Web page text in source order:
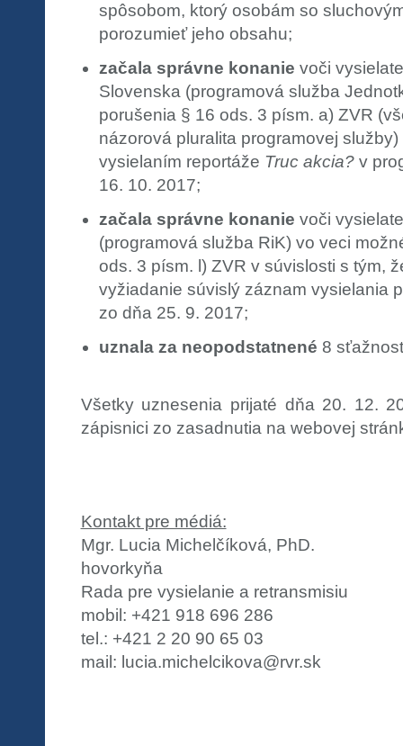
spôsobom, ktorý osobám so
porozumieť jeho obsahu;
začala správne konanie voči
Slovenska (programová služba
porušenia § 16 ods. 3 písm. a) ZVR
názorová pluralita programovej
vysielaním reportáže Truc akcia?v
16. 10. 2017;
začala správne konanie voči
(programová služba RiK) vo veci
ods. 3 písm. l) ZVR v súvislosti s tým,
vyžiadanie súvislý záznam vysielania
zo dňa 25. 9. 2017;
uznala za neopodstatnené 8
Všetky uznesenia prijaté dňa 20. 12.
zápisnici zo zasadnutia na webovej
Kontakt pre médiá:
Mgr. Lucia Michelčíková, PhD.
hovorkyňa
Rada pre vysielanie a retransmisiu
mobil: +421 918 696 286
tel.: +421 2 20 90 65 03
mail: lucia.michelcikova@rvr.sk